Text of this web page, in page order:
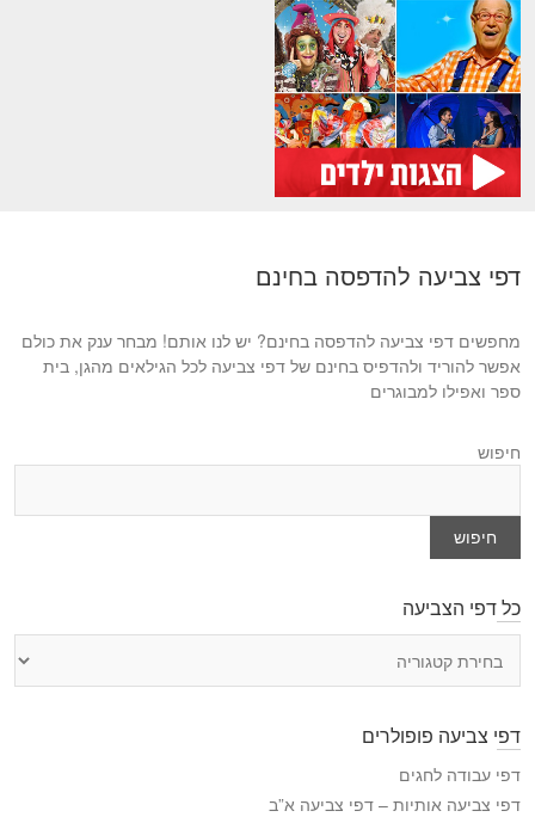
דפי צביעה להדפסה בחינם
מחפשים דפי צביעה להדפסה בחינם? יש לנו אותם! מבחר ענק את כולם
אפשר להוריד ולהדפיס בחינם של דפי צביעה לכל הגילאים מהגן, בית
ספר ואפילו למבוגרים
חיפוש
חיפוש
כל דפי הצביעה
י
ה
צ
דפי צביעה פופולרים
דפי עבודה לחגים
דפי צביעה אותיות – דפי צביעה א”ב